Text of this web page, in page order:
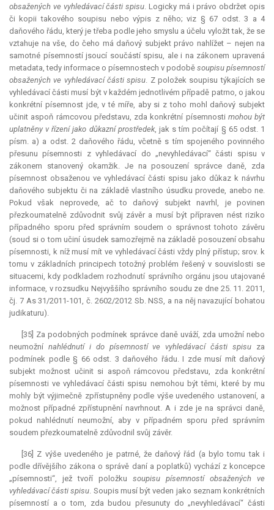
obsažených ve vyhledávací části spisu. Logicky má i právo obdržet opis
či kopii takového soupisu nebo výpis z něho; viz § 67 odst. 3 a 4
daňového řádu, který je třeba podle jeho smyslu a účelu vyložit tak, že se
vztahuje na vše, do čeho má daňový subjekt právo nahlížet – nejen na
samotné písemností jsoucí součástí spisu, ale i na zákonem upravená
metadata, tedy informace o písemnostech v podobě soupisu písemností
obsažených ve vyhledávací části spisu. Z položek soupisu týkajících se
vyhledávací části musí být v každém jednotlivém případě patrno, o jakou
konkrétní písemnost jde, v té míře, aby si z toho mohl daňový subjekt
učinit aspoň rámcovou představu, zda konkrétní písemnosti mohou být
uplatněny v řízení jako důkazní prostředek, jak s tím počítají § 65 odst. 1
písm. a) a odst. 2 daňového řádu, včetně s tím spojeného povinného
přesunu písemnosti z vyhledávací do „nevyhledávací“ části spisu v
zákonem stanovený okamžik. Je na posouzení správce daně, zda
písemnost obsaženou ve vyhledávací části spisu jako důkaz k návrhu
daňového subjektu či na základě vlastního úsudku provede, anebo ne.
Pokud však neprovede, ač to daňový subjekt navrhl, je povinen
přezkoumatelně zdůvodnit svůj závěr a musí být přípraven nést riziko
případného sporu před správním soudem o správnost tohoto závěru
(soud si o tom učiní úsudek samozřejmě na základě posouzení obsahu
písemnosti, k níž musí mít ve vyhledávací části vždy plný přístup; srov. k
tomu v základních principech totožný problém řešený v souvislosti se
situacemi, kdy podkladem rozhodnutí správního orgánu jsou utajované
informace, v rozsudku Nejvyššího správního soudu ze dne 25. 11. 2011,
čj. 7 As 31/2011-101, č. 2602/2012 Sb. NSS, a na něj navazující bohatou
judikaturu).
[35] Za podobných podmínek správce daně uváží, zda umožní nebo
neumožní nahlédnutí i do písemností ve vyhledávací části spisu za
podmínek podle § 66 odst. 3 daňového řádu. I zde musí mít daňový
subjekt možnost učinit si aspoň rámcovou představu, zda konkrétní
písemnosti ve vyhledávací části spisu nemohou být těmi, které by mu
mohly být výjimečně zpřístupněny podle výše uvedeného ustanovení, a
možnost případné zpřístupnění navrhnout. A i zde je na správci daně,
pokud nahlédnutí neumožní, aby v případném sporu před správním
soudem přezkoumatelně zdůvodnil svůj závěr.
[36] Z výše uvedeného je patrné, že daňový řád (a bylo tomu tak i
podle dřívějšího zákona o správě daní a poplatků) vychází z koncepce
„písemnosti“, jež tvoří položku soupisu písemností obsažených ve
vyhledávací části spisu. Soupis musí být veden jako seznam konkrétních
písemností a o tom, zda budou přesunuty do „nevyhledávací“ části